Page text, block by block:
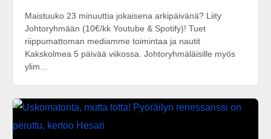
Maistuuko 23 minuuttia jokaisena arkipäivänä? Liity
Johtoryhmään (10€/kk Youtube & Spotify)! Tuet
riippumattoman mediamme toimintaa ja nautit
Kakskolmea 5 päivää viikossa. Johtoryhmäläisille myös
ylim...